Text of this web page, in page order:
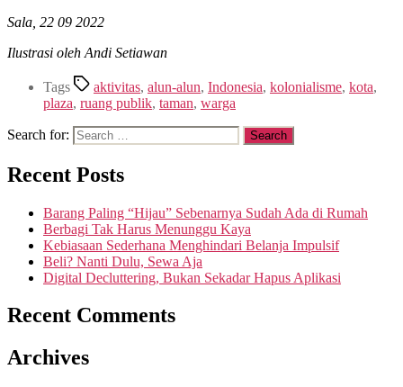
Sala, 22 09 2022
Ilustrasi oleh Andi Setiawan
Tags aktivitas, alun-alun, Indonesia, kolonialisme, kota,
plaza, ruang publik, taman, warga
Search for:
Recent Posts
Barang Paling “Hijau” Sebenarnya Sudah Ada di Rumah
Berbagi Tak Harus Menunggu Kaya
Kebiasaan Sederhana Menghindari Belanja Impulsif
Beli? Nanti Dulu, Sewa Aja
Digital Decluttering, Bukan Sekadar Hapus Aplikasi
Recent Comments
Archives